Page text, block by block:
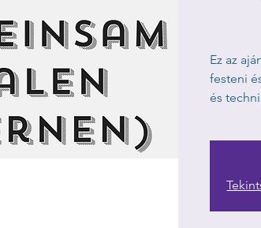
Ez az
festeni
és